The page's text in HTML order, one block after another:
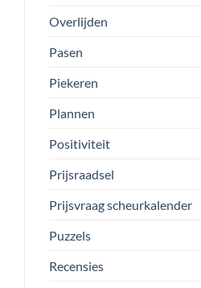
Overlijden
Pasen
Piekeren
Plannen
Positiviteit
Prijsraadsel
Prijsvraag scheurkalender
Puzzels
Recensies